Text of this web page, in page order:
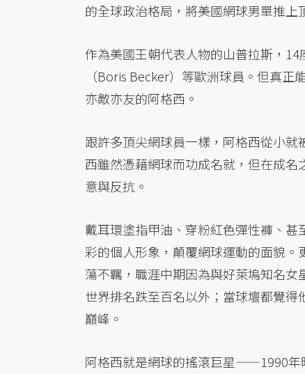
的全球政治格局，將美國網球男單推上
作為美國王朝代表人物的山普拉斯，
（Boris Becker）等歐洲球員。但真
亦敵亦友的阿格西。
跟許多頂尖網球員一樣，阿格西從小
西雖然憑藉網球而功成名就，但在成
意與反抗。
戴耳環塗指甲油、穿粉紅色彈性褲、
彩的個人形象，顛覆網球運動的面貌
蕩不羈，職涯中期因為與好萊塢知名
世界排名跌至百名以外；當球壇都覺
巔峰。
阿格西就是網球的搖滾巨星——1990年